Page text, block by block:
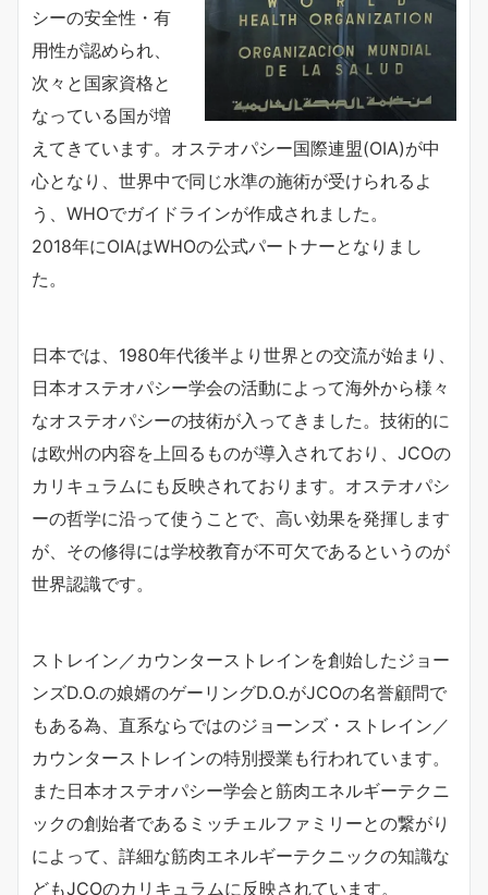
シーの安全性・有
用性が認められ、
次々と国家資格と
なっている国が増
えてきています。オステオパシー国際連盟(OIA)が中
心となり、世界中で同じ水準の施術が受けられるよ
う、WHOでガイドラインが作成されました。
2018年にOIAはWHOの公式パートナーとなりまし
た。
日本では、1980年代後半より世界との交流が始まり、
日本オステオパシー学会の活動によって海外から様々
なオステオパシーの技術が入ってきました。技術的に
は欧州の内容を上回るものが導入されており、JCOの
カリキュラムにも反映されております。オステオパシ
ーの哲学に沿って使うことで、高い効果を発揮します
が、その修得には学校教育が不可欠であるというのが
世界認識です。
ストレイン／カウンターストレインを創始したジョー
ンズD.O.の娘婿のゲーリングD.O.がJCOの名誉顧問で
もある為、直系ならではのジョーンズ・ストレイン／
カウンターストレインの特別授業も行われています。
また日本オステオパシー学会と筋肉エネルギーテクニ
ックの創始者であるミッチェルファミリーとの繋がり
によって、詳細な筋肉エネルギーテクニックの知識な
どもJCOのカリキュラムに反映されています。